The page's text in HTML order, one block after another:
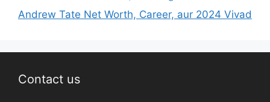
Andrew Tate Net Worth, Career, aur 2024 Vivad
Contact us